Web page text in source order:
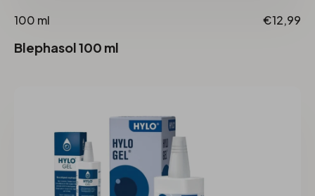
100 ml €12,99
Blephasol 100 ml